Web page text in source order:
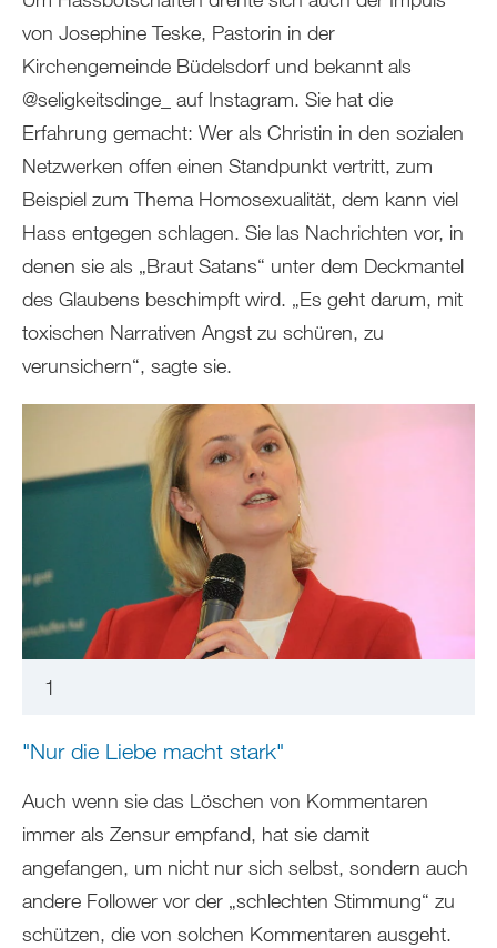
von Josephine Teske, Pastorin in der
Kirchengemeinde Büdelsdorf und bekannt als
@seligkeitsdinge_ auf Instagram. Sie hat die
Erfahrung gemacht: Wer als Christin in den sozialen
Netzwerken offen einen Standpunkt vertritt, zum
Beispiel zum Thema Homosexualität, dem kann viel
Hass entgegen schlagen. Sie las Nachrichten vor, in
denen sie als „Braut Satans“ unter dem Deckmantel
des Glaubens beschimpft wird. „Es geht darum, mit
toxischen Narrativen Angst zu schüren, zu
verunsichern“, sagte sie.
1
"Nur die Liebe macht stark"
Auch wenn sie das Löschen von Kommentaren
immer als Zensur empfand, hat sie damit
angefangen, um nicht nur sich selbst, sondern auch
andere Follower vor der „schlechten Stimmung“ zu
schützen, die von solchen Kommentaren ausgeht.